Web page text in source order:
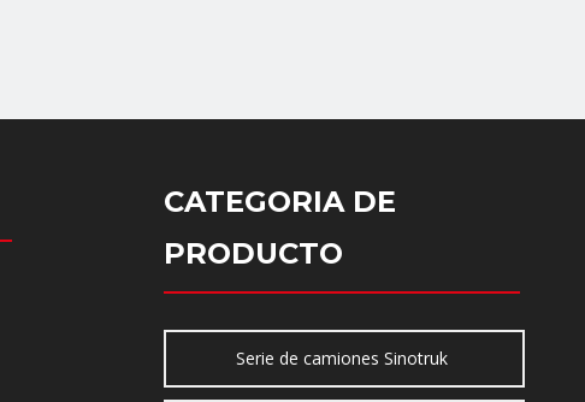
CATEGORIA DE
PRODUCTO
Serie de camiones Sinotruk